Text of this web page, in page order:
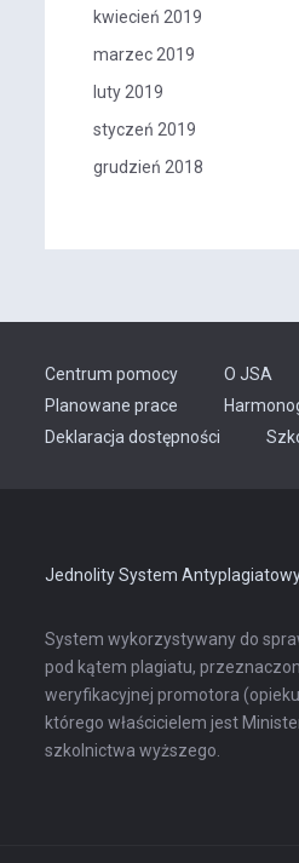
kwiecień 2019
marzec 2019
luty 2019
styczeń 2019
grudzień 2018
Centrum pomocy O JSA
Planowane prace
Deklaracja dostępności
Jednolity System
System wykorzystywany do
pod kątem plagiatu,
weryfikacyjnej promotora
którego właścicielem jest
szkolnictwa wyższego.